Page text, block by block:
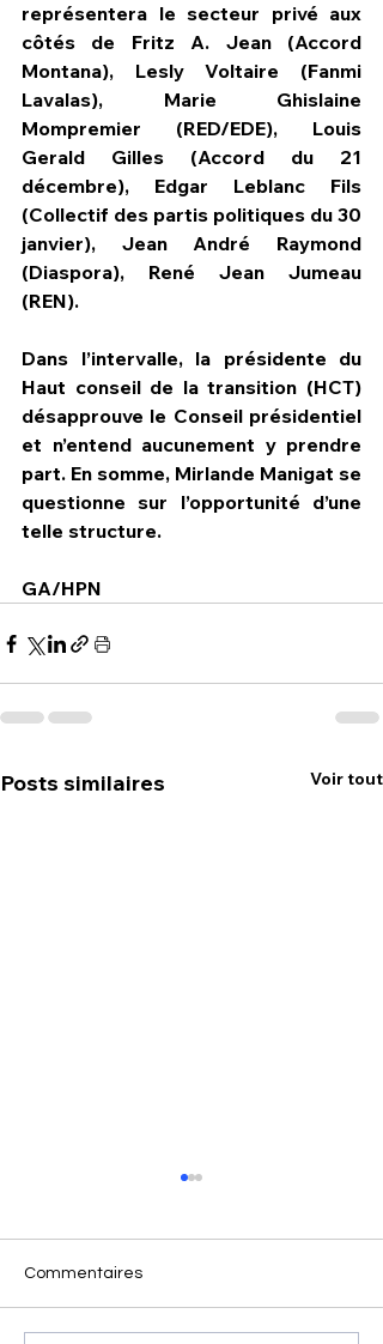
représentera le secteur privé aux
côtés de Fritz A. Jean (Accord
Montana), Lesly Voltaire (Fanmi
Lavalas), Marie Ghislaine
Mompremier (RED/EDE), Louis
Gerald Gilles (Accord du 21
décembre), Edgar Leblanc Fils
(Collectif des partis politiques du 30
janvier), Jean André Raymond
(Diaspora), René Jean Jumeau
(REN).
Dans l’intervalle, la présidente du
Haut conseil de la transition (HCT)
désapprouve le Conseil présidentiel
et n’entend aucunement y prendre
part. En somme, Mirlande Manigat se
questionne sur l’opportunité d’une
telle structure.
GA/HPN
Posts similaires Voir tout
Commentaires